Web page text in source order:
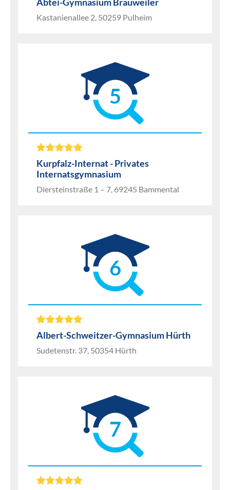
Kastanienallee 2, 50259 Pulheim
5
Kurpfalz-Internat - Privates
Internatsgymnasium
Diersteinstraße 1 – 7, 69245 Bammental
6
Albert-Schweitzer-Gymnasium Hürth
Sudetenstr. 37, 50354 Hürth
7